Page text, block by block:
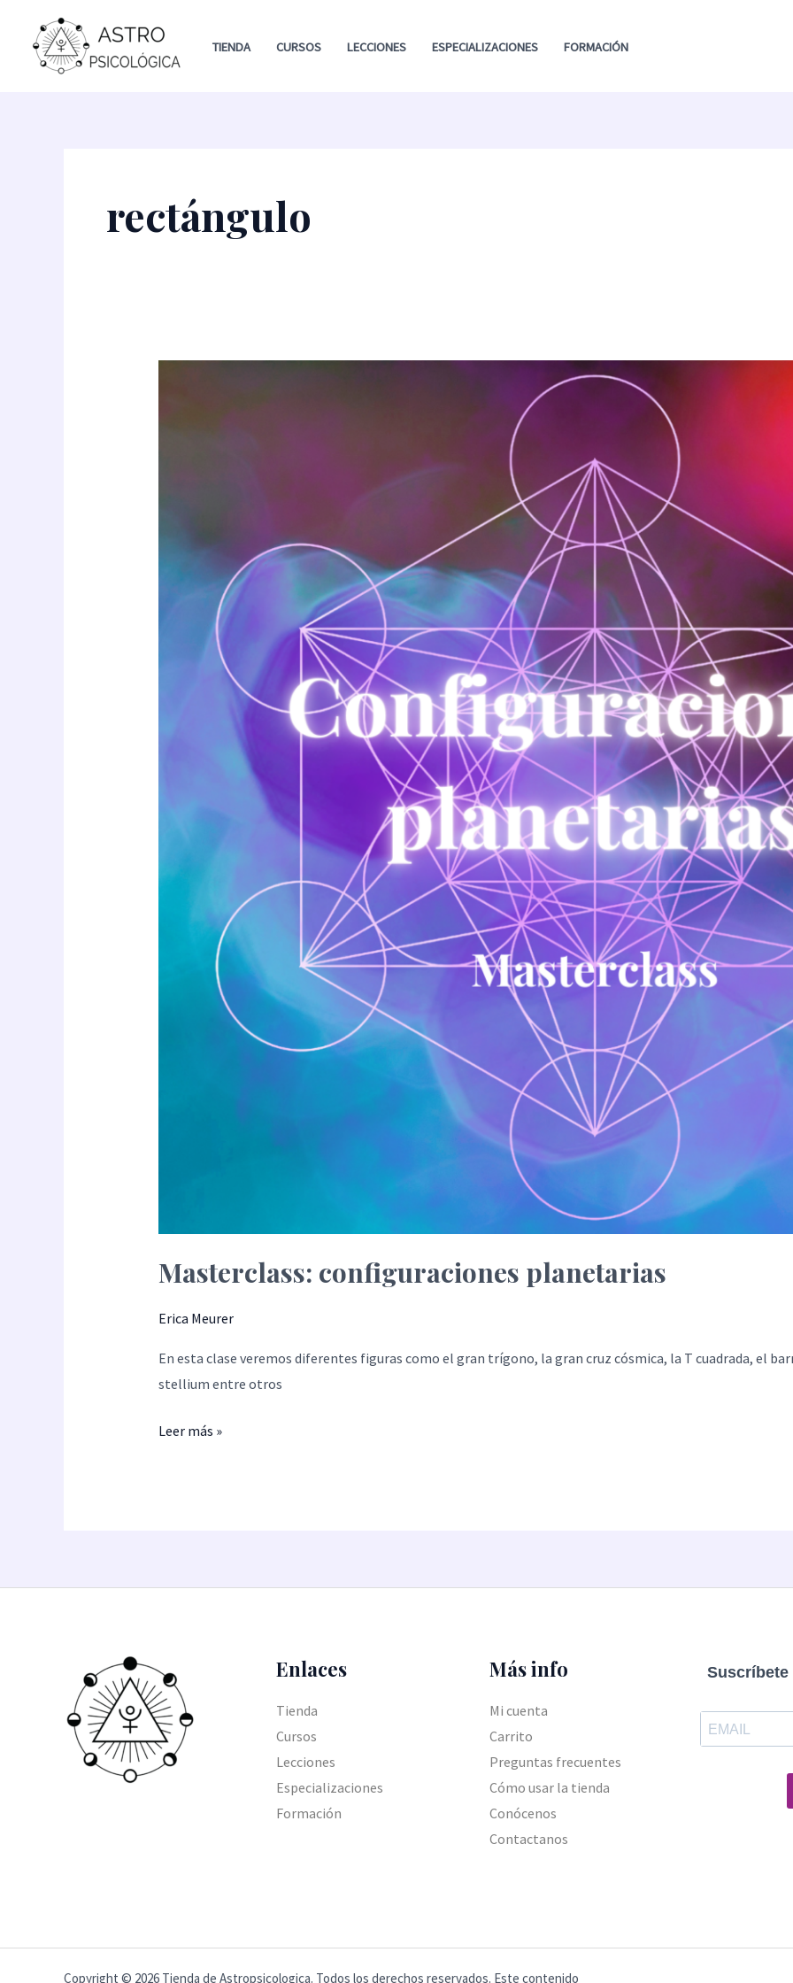
contenido
TIENDA CURSOS LECCIONES ESPECIALIZACIONES FORMACIÓN
rectángulo
Masterclass: configuraciones planetarias
Erica Meurer
En esta clase veremos diferentes figuras como el gran trígono, la gran cruz cósmica, la T cuadrada, el
stellium entre otros
Leer más »
Enlaces
Tienda
Cursos
Lecciones
Especializaciones
Formación
Más info
Mi cuenta
Carrito
Preguntas frecuentes
Cómo usar la tienda
Conócenos
Contactanos
Suscríbete
Copyright © 2026 Tienda de Astropsicologica. Todos los derechos reservados. Este contenido